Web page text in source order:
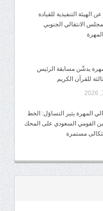
الهيئة التنفيذية للقيادة
الانتقالي الجنوبي
يدشّن مسابقة الرئيس
للقرآن الكريم
المهرة يثير التساؤل: الخط
القومي السعودي على المحك
مستمرة